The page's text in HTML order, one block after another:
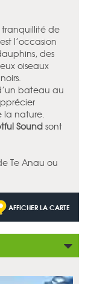
tranquillité de
l’occasion
des
oiseaux
bateau au
la nature.
Soundsont
Te Anau ou
AFFICHER LA CARTE